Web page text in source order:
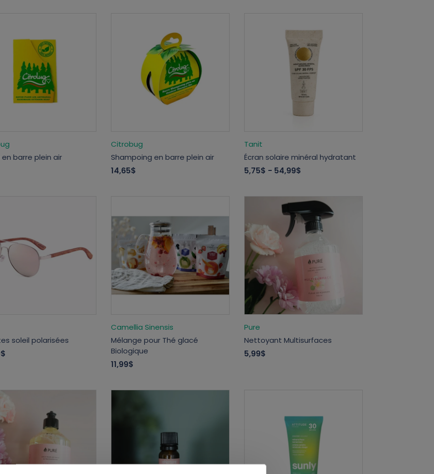
en barre plein air
Citrobug
Shampoing en barre plein air
14,65$
Tanit
Écran solaire minéral hydratant
5,75$ - 54,99$
soleil polarisées
Camellia Sinensis
Mélange pour Thé glacé
Biologique
11,99$
Pure
Nettoyant Multisurfaces
5,99$